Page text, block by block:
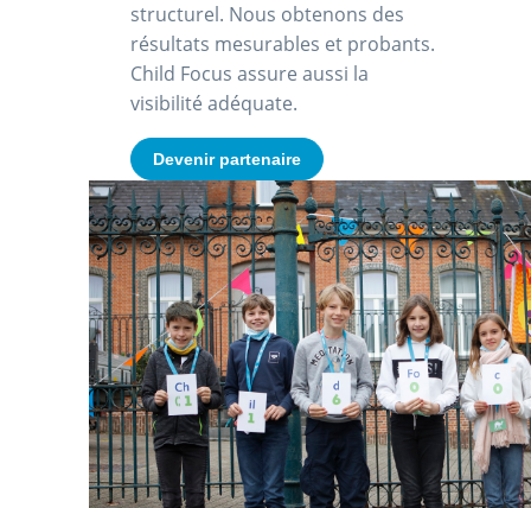
structurel. Nous obtenons des
résultats mesurables et probants.
Child Focus assure aussi la
visibilité adéquate.
Devenir partenaire